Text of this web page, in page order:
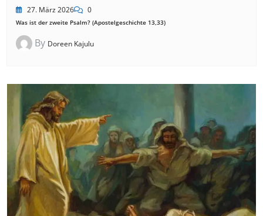
27. März 2026 0
Was ist der zweite Psalm? (Apostelgeschichte 13,33)
By Doreen Kajulu